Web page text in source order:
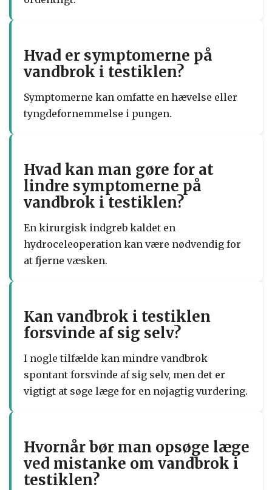
Hvad er symptomerne på
vandbrok i testiklen?
Symptomerne kan omfatte en hævelse eller
tyngdefornemmelse i pungen.
Hvad kan man gøre for at
lindre symptomerne på
vandbrok i testiklen?
En kirurgisk indgreb kaldet en
hydroceleoperation kan være nødvendig for
at fjerne væsken.
Kan vandbrok i testiklen
forsvinde af sig selv?
I nogle tilfælde kan mindre vandbrok
spontant forsvinde af sig selv, men det er
vigtigt at søge læge for en nøjagtig vurdering.
Hvornår bør man opsøge læge
ved mistanke om vandbrok i
testiklen?